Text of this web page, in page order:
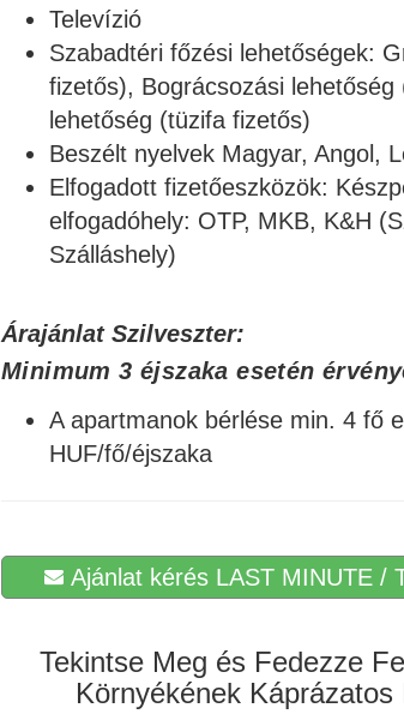
Televízió
Szabadtéri főzési lehetőségek:
fizetős), Bográcsozási
lehetőség (tüzifa fizetős)
Beszélt nyelvek Magyar, Angol,
Elfogadott fizetőeszközök:
elfogadóhely: OTP, MKB, K&H
Szálláshely)
Árajánlat Szilveszter:
Minimum 3 éjszaka esetén
A apartmanok bérlése min. 4 fő
HUF/fő/éjszaka
Ajánlat kérés LAST MINUTE /
Tekintse Meg és Fedezze
Környékének